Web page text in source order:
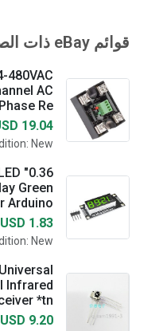
قوائم eBay ذات الصلة
480VAC
AC
Re...
USD 19.04
New
LED
Green
Arduino
USD 1.83
New
Universal
Infrared
*tn
USD 9.20